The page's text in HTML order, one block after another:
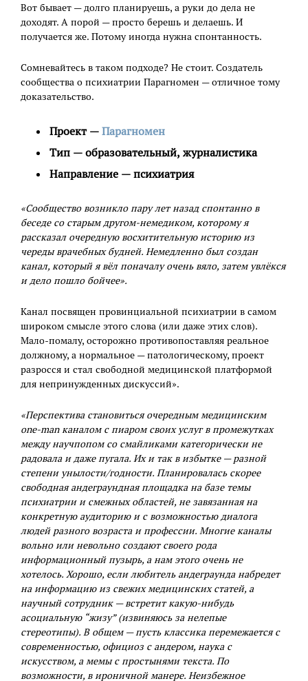
Вот бывает — долго планируешь, а руки до дела не
доходят. А порой — просто берешь и делаешь. И
получается же. Потому иногда нужна спонтанность.
Сомневайтесь в таком подходе? Не стоит. Создатель
сообщества о психиатрии Парагномен — отличное тому
доказательство.
Проект —Парагномен
Тип — образовательный, журналистика
Направление — психиатрия
«Сообщество возникло пару лет назад спонтанно в
беседе со старым другом-немедиком, которому я
рассказал очередную восхитительную историю из
череды врачебных будней. Немедленно был создан
канал, который я вёл поначалу очень вяло, затем увлёкся
и дело пошло бойчее».
Канал посвящен провинциальной психиатрии в самом
широком смысле этого слова (или даже этих слов).
Мало-помалу, осторожно противопоставляя реальное
должному, а нормальное — патологическому, проект
разросся и стал свободной медицинской платформой
для непринужденных дискуссий».
«Перспектива становиться очередным медицинским
one-man каналом с пиаром своих услуг в промежутках
между научпопом со смайликами категорически не
радовала и даже пугала. Их и так в избытке — разной
степени унылости/годности. Планировалась скорее
свободная андеграундная площадка на базе темы
психиатрии и смежных областей, не завязанная на
конкретную аудиторию и с возможностью диалога
людей разного возраста и профессии. Многие каналы
вольно или невольно создают своего рода
информационный пузырь, а нам этого очень не
хотелось. Хорошо, если любитель андеграунда набредет
на информацию из свежих медицинских статей, а
научный сотрудник — встретит какую-нибудь
асоциальную “жизу” (извиняюсь за нелепые
стереотипы). В общем — пусть классика перемежается с
современностью, официоз с андером, наука с
искусством, а мемы с простынями текста. По
возможности, в ироничной манере. Неизбежное